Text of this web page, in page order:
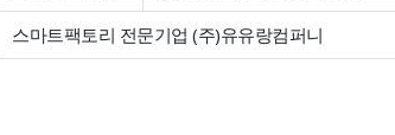
스마트팩토리 전문기업 (주)유유랑컴퍼니